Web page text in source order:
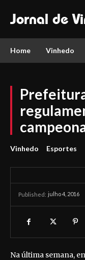
Jornal de
Home Vinhedo
Vinhedo Esportes
Published: julho 4, 2016
Na última semana,